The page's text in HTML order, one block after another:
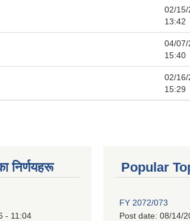
02/15/
13:42
04/07/
15:40
02/16/
15:29
निर्णयहरू
- 11:04
Popular
FY 2072/073
Post date: 08/14/